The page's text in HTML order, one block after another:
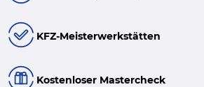
KFZ-Meisterwerkstätten
Kostenloser Mastercheck